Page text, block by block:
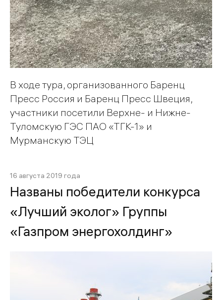
В ходе тура, организованного Баренц
Пресс Россия и Баренц Пресс Швеция,
участники посетили Верхне- и Нижне-
Туломскую ГЭС ПАО «ТГК-1» и
Мурманскую ТЭЦ
16 августа 2019 года
Названы победители конкурса
«Лучший эколог» Группы
«Газпром энергохолдинг»